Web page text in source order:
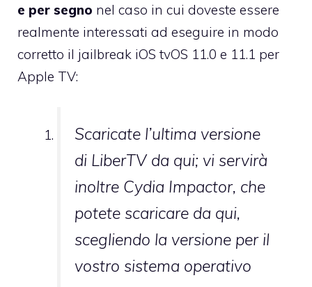
e per segno nel caso in cui doveste essere
realmente interessati ad eseguire in modo
corretto il jailbreak iOS tvOS 11.0 e 11.1 per
Apple TV:
Scaricate l’ultima versione
di LiberTV da qui; vi servirà
inoltre Cydia Impactor, che
potete scaricare da qui,
scegliendo la versione per il
vostro sistema operativo